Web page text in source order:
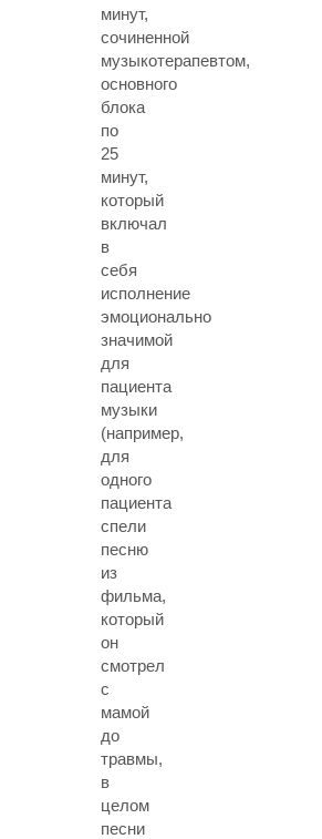
минут,
сочиненной
музыкотерапевтом,
основного
блока
по
25
минут,
который
включал
в
себя
исполнение
эмоционально
значимой
для
пациента
музыки
(например,
для
одного
пациента
спели
песню
из
фильма,
который
он
смотрел
с
мамой
до
травмы,
в
целом
песни